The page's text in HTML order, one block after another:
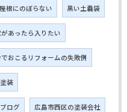
根にのぼらない 黒い土嚢袋
があったら入りたい
おこるリフォームの失敗例
装
ログ 広島市西区の塗装会社